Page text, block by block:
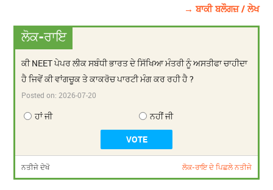
→ ਬਾਕੀ ਬਲੌਗਜ਼ / ਲੇਖ
ਲੋਕ-ਰਾਇ
ਕੀ NEET ਪੇਪਰ ਲੀਕ ਸਬੰਧੀ ਭਾਰਤ ਦੇ ਸਿੱਖਿਆ ਮੰਤਰੀ ਨੂੰ ਅਸਤੀਫਾ ਚਾਹੀਦਾ
ਹੈ ਜਿਵੇਂ ਕੀ ਵਾਂਗਚੂਕ ਤੇ ਕਾਕਰੋਚ ਪਾਰਟੀ ਮੰਗ ਕਰ ਰਹੀ ਹੈ ?
Posted on:2026-07-20
ਹਾਂ ਜੀ ਨਹੀਂ ਜੀ
ਨਤੀਜੇ ਦੇਖੋ ਲੋਕ-ਰਾਇ ਦੇ ਪਿਛਲੇ ਨਤੀਜੇ